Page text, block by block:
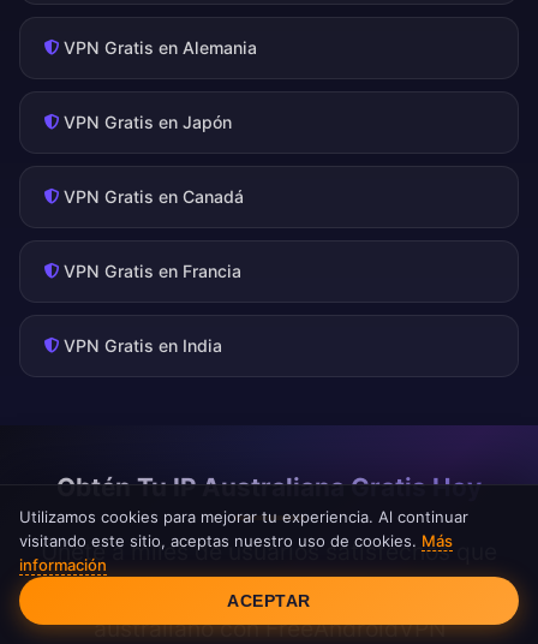
VPN Gratis en Alemania
VPN Gratis en Japón
VPN Gratis en Canadá
VPN Gratis en Francia
VPN Gratis en India
Obtén Tu IP Australiana Gratis Hoy
Únete a miles de usuarios satisfechos que
disfrutan de acceso ilimitado al contenido
australiano con FreeAndroidVPN
Consentimiento de cookies
Utilizamos cookies para mejorar tu experiencia. Al continuar
visitando este sitio, aceptas nuestro uso de cookies. Más
información
ACEPTAR